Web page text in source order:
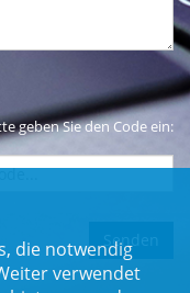
geben Sie den Code ein:
die notwendig
verwendet